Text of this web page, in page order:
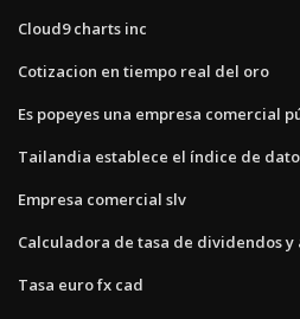
Cloud9 charts inc
Cotizacion en tiempo real del oro
Es popeyes una empresa comercial
Tailandia establece el índice de
Empresa comercial slv
Calculadora de tasa de dividendos y
Tasa euro fx cad